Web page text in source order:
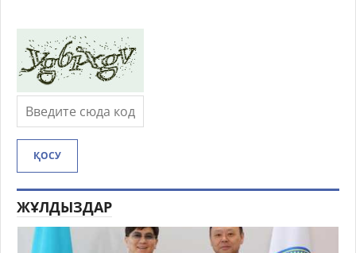
ҚОСУ
ЖҰЛДЫЗДАР